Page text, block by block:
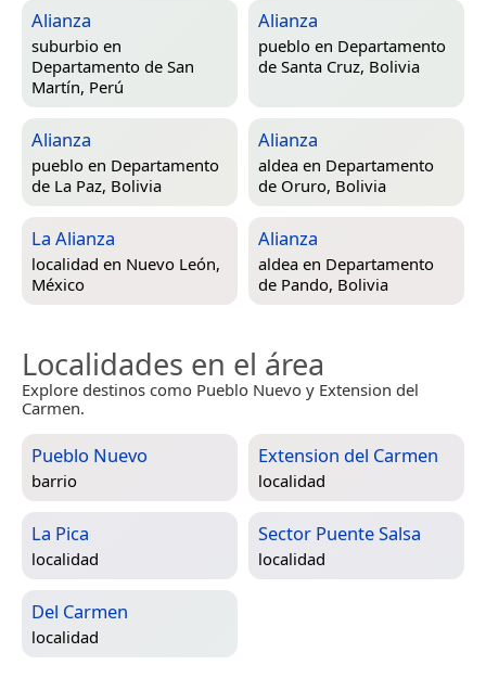
Alianza
suburbio en
Departamento de San
Martín, Perú
Alianza
pueblo en Departamento
de Santa Cruz, Bolivia
Alianza
pueblo en Departamento
de La Paz, Bolivia
Alianza
aldea en Departamento
de Oruro, Bolivia
La Alianza
localidad en Nuevo León,
México
Alianza
aldea en Departamento
de Pando, Bolivia
Localidades en el área
Explore destinos como Pueblo Nuevo y Extension del
Carmen.
Pueblo Nuevo
barrio
Extension del Carmen
localidad
La Pica
localidad
Sector Puente Salsa
localidad
Del Carmen
localidad